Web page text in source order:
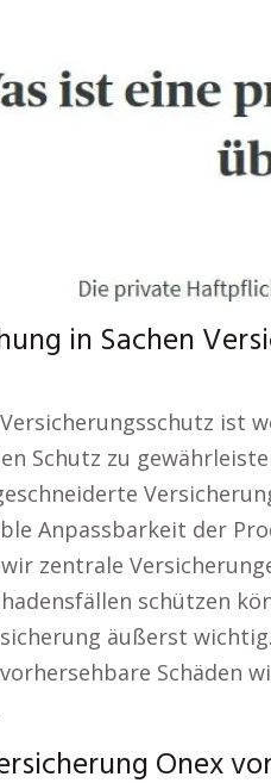
in Sachen
ist
Schutz zu
Anpassbarkeit der
zentrale
schützen
äußerst
Schäden
Onex